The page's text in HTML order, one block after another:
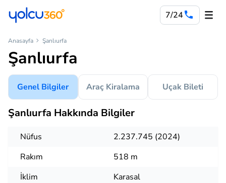
7/24
Anasayfa Şanlıurfa
Şanlıurfa
Genel Bilgiler Araç Kiralama Uçak Bileti
Şanlıurfa Hakkında Bilgiler
Nüfus
2.237.745 (2024)
Rakım
518 m
İklim
Karasal